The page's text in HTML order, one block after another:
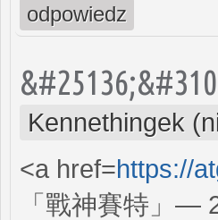
odpowiedz
Kennethingek
<a href=https://
「戰神賽特」—